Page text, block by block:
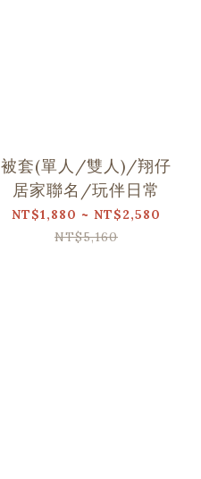
被套(單人/雙人)/翔仔
居家聯名/玩伴日常
NT$1,880 ~ NT$2,580
NT$5,160